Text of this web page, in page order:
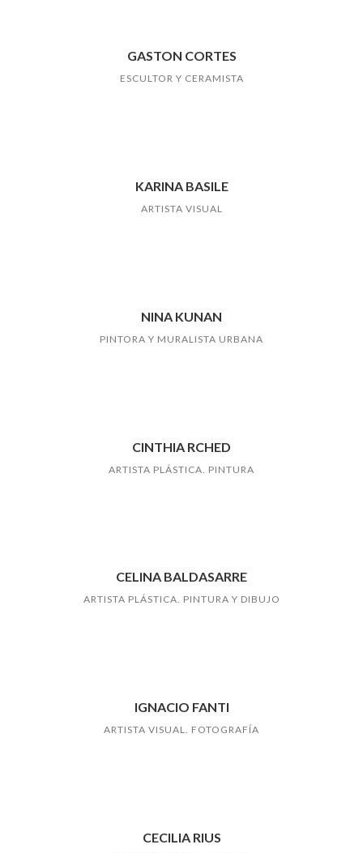
GASTON CORTES
ESCULTOR Y CERAMISTA
KARINA BASILE
ARTISTA VISUAL
NINA KUNAN
PINTORA Y MURALISTA URBANA
CINTHIA RCHED
ARTISTA PLÁSTICA. PINTURA
CELINA BALDASARRE
ARTISTA PLÁSTICA. PINTURA Y DIBUJO
IGNACIO FANTI
ARTISTA VISUAL. FOTOGRAFÍA
CECILIA RIUS